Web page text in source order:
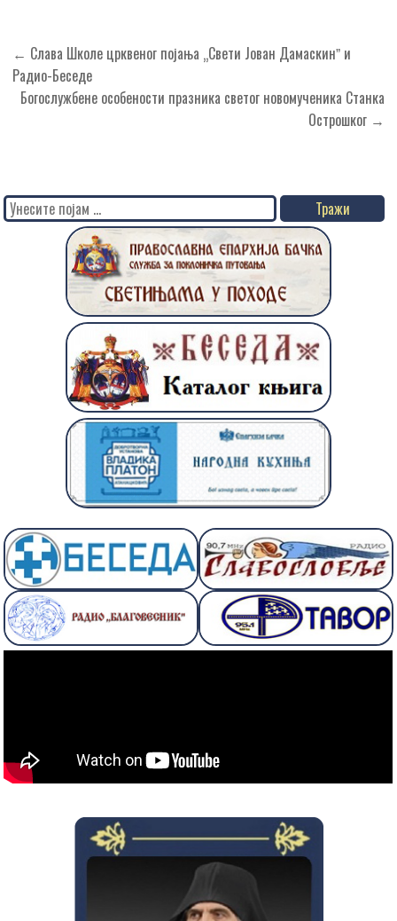
Кретање
чланка
← Слава Школе црквеног појања „Свети Јован Дамаскинˮ и
Радио-Беседе
Богослужбене особености празника светог новомученика Станка
Острошког →
Search
for: